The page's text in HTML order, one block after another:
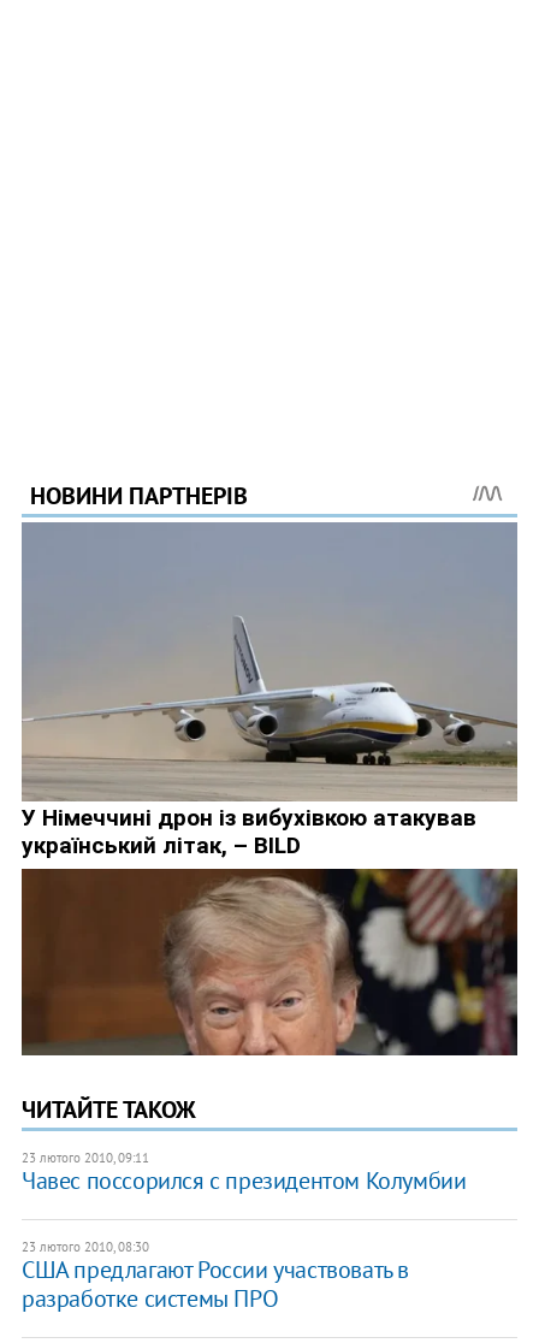
ЧИТАЙТЕ ТАКОЖ
23 лютого 2010, 09:11
Чавес поссорился с президентом Колумбии
23 лютого 2010, 08:30
США предлагают России участвовать в
разработке системы ПРО